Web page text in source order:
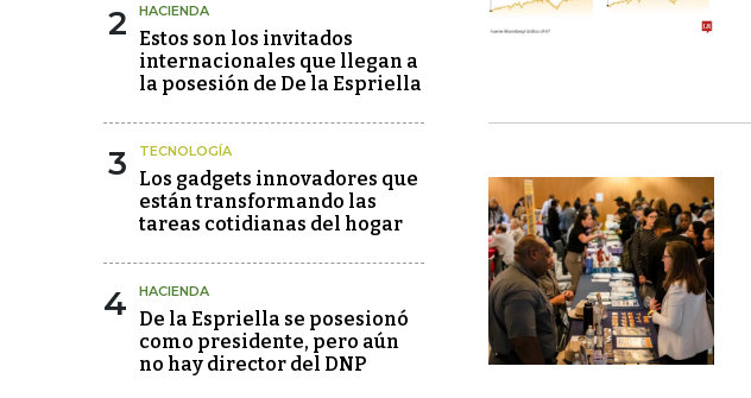
2 HACIENDA
Estos son los invitados
internacionales que llegan a
la posesión de De la Espriella
3 TECNOLOGÍA
Los gadgets innovadores que
están transformando las
tareas cotidianas del hogar
4 HACIENDA
De la Espriella se posesionó
como presidente, pero aún
no hay director del DNP